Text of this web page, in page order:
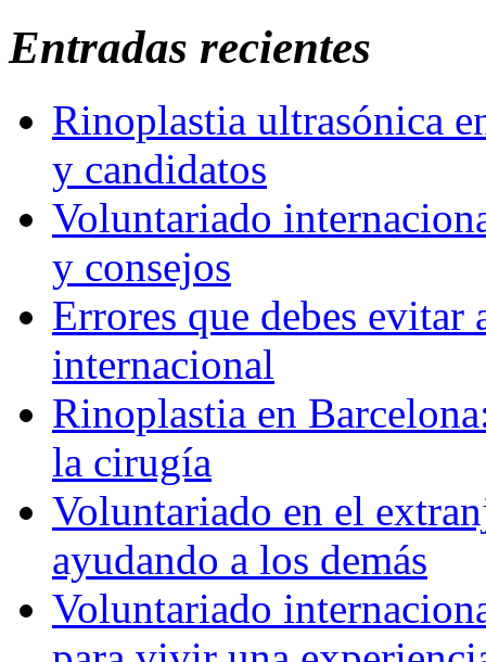
Entradas recientes
Rinoplastia ultrasónica
y candidatos
Voluntariado
y consejos
Errores que debes
internacional
Rinoplastia en
la cirugía
Voluntariado en el
ayudando a los demás
Voluntariado